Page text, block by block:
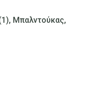
Μπαλντούκας,